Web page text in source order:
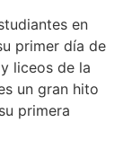
en
primer día de
liceos de la
un gran hito
primera